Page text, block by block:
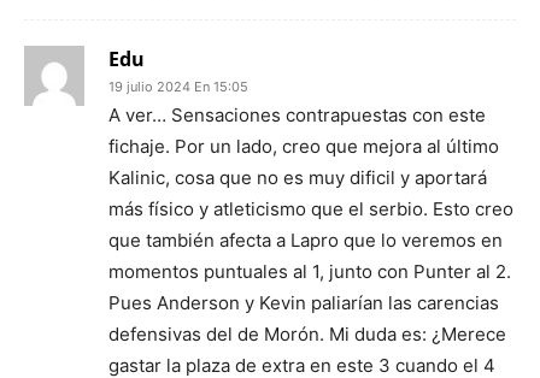
Edu
19 julio 2024 En 15:05
A ver… Sensaciones contrapuestas con este
fichaje. Por un lado, creo que mejora al último
Kalinic, cosa que no es muy dificil y aportará
más físico y atleticismo que el serbio. Esto creo
que también afecta a Lapro que lo veremos en
momentos puntuales al 1, junto con Punter al 2.
Pues Anderson y Kevin paliarían las carencias
defensivas del de Morón. Mi duda es: ¿Merece
gastar la plaza de extra en este 3 cuando el 4